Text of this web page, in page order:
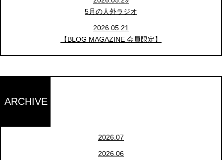
5月の人外ラジオ
2026.05.21
【BLOG MAGAZINE 会員限定】
ARCHIVE
2026.07
2026.06